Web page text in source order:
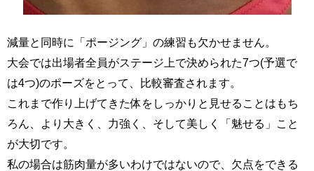
減量と同時に「ポージング」の練習も欠かせません。
大会では出場者全員がステージ上で決められた7つ(予選で
は4つ)のポーズをとって、比較審査されます。
これまで作り上げてきた体をしっかりと見せることはもち
ろん、より大きく、力強く、そして美しく「魅せる」こと
が大切です。
私の場合は筋肉量が多いわけではないので、欠点をできる